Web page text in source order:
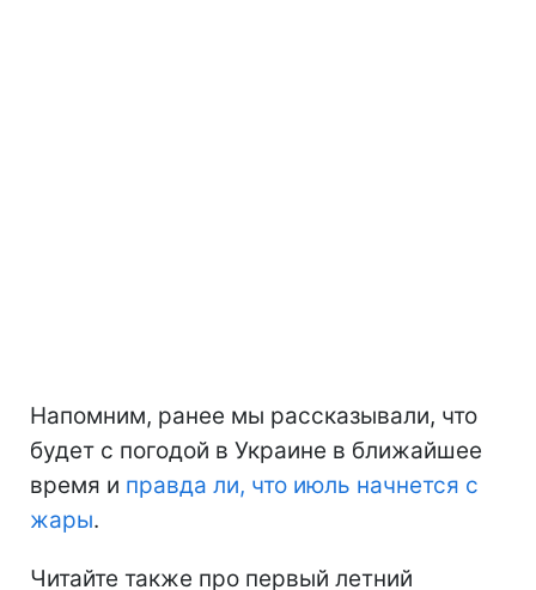
Напомним, ранее мы рассказывали, что
будет с погодой в Украине в ближайшее
время и правда ли, что июль начнется с
жары.
Читайте также про первый летний